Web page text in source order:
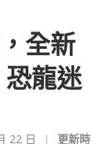
全新
龍迷
22 日
更新時